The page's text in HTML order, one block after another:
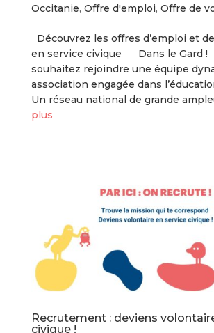
Occitanie, Offre d'emploi, Offre de
Découvrez les offres d’emploi et
en service civique Dans le Gard !
souhaitez rejoindre une équipe
association engagée dans
Un réseau national de grande
plus
Recrutement : deviens
civique !